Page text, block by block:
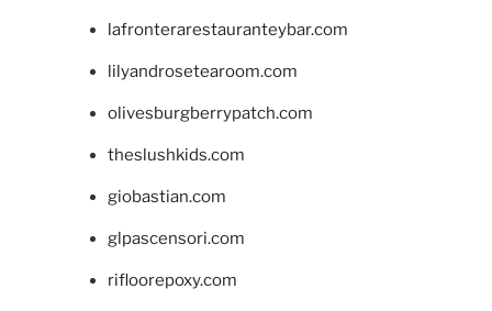
lafronterarestauranteybar.com
lilyandrosetearoom.com
olivesburgberrypatch.com
theslushkids.com
giobastian.com
glpascensori.com
rifloorepoxy.com